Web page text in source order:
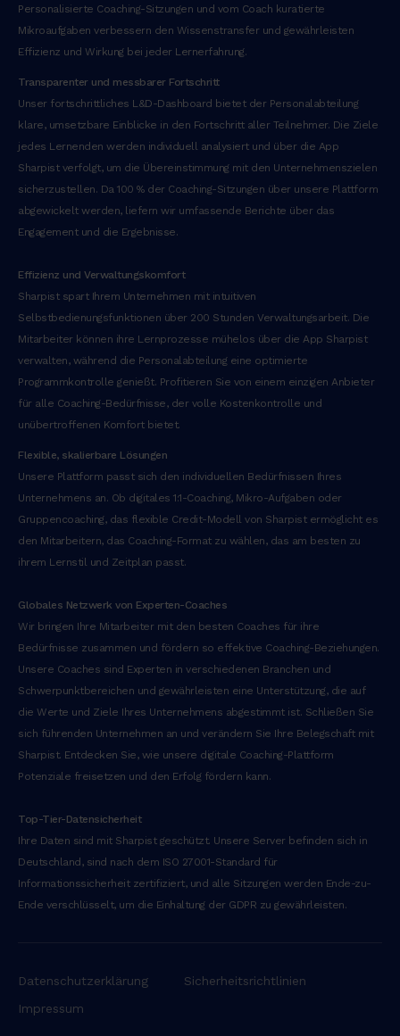
Personalisierte Coaching-Sitzungen und vom Coach kuratierte
Mikroaufgaben verbessern den Wissenstransfer und gewährleisten
Effizienz und Wirkung bei jeder Lernerfahrung.
Transparenter und messbarer Fortschritt
Unser fortschrittliches L&D-Dashboard bietet der Personalabteilung
klare, umsetzbare Einblicke in den Fortschritt aller Teilnehmer. Die Ziele
jedes Lernenden werden individuell analysiert und über die App
Sharpist verfolgt, um die Übereinstimmung mit den Unternehmenszielen
sicherzustellen. Da 100 % der Coaching-Sitzungen über unsere Plattform
abgewickelt werden, liefern wir umfassende Berichte über das
Engagement und die Ergebnisse.
Effizienz und Verwaltungskomfort
Sharpist spart Ihrem Unternehmen mit intuitiven
Selbstbedienungsfunktionen über 200 Stunden Verwaltungsarbeit. Die
Mitarbeiter können ihre Lernprozesse mühelos über die App Sharpist
verwalten, während die Personalabteilung eine optimierte
Programmkontrolle genießt. Profitieren Sie von einem einzigen Anbieter
für alle Coaching-Bedürfnisse, der volle Kostenkontrolle und
unübertroffenen Komfort bietet.
Flexible, skalierbare Lösungen
Unsere Plattform passt sich den individuellen Bedürfnissen Ihres
Unternehmens an. Ob digitales 1:1-Coaching, Mikro-Aufgaben oder
Gruppencoaching, das flexible Credit-Modell von Sharpist ermöglicht es
den Mitarbeitern, das Coaching-Format zu wählen, das am besten zu
ihrem Lernstil und Zeitplan passt.
Globales Netzwerk von Experten-Coaches
Wir bringen Ihre Mitarbeiter mit den besten Coaches für ihre
Bedürfnisse zusammen und fördern so effektive Coaching-Beziehungen.
Unsere Coaches sind Experten in verschiedenen Branchen und
Schwerpunktbereichen und gewährleisten eine Unterstützung, die auf
die Werte und Ziele Ihres Unternehmens abgestimmt ist. Schließen Sie
sich führenden Unternehmen an und verändern Sie Ihre Belegschaft mit
Sharpist. Entdecken Sie, wie unsere digitale Coaching-Plattform
Potenziale freisetzen und den Erfolg fördern kann.
‍Top-Tier-Datensicherheit
Ihre Daten sind mit Sharpist geschützt. Unsere Server befinden sich in
Deutschland, sind nach dem ISO 27001-Standard für
Informationssicherheit zertifiziert, und alle Sitzungen werden Ende-zu-
Ende verschlüsselt, um die Einhaltung der GDPR zu gewährleisten.
Datenschutzerklärung
Sicherheitsrichtlinien
Impressum